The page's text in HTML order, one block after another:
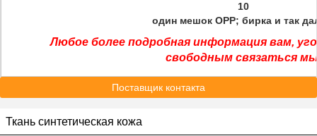
10
один мешок OPP; бирка и так
Любое более подробная информация вам,
свободным связаться
Поставщик контакта
Ткань синтетическая кожа